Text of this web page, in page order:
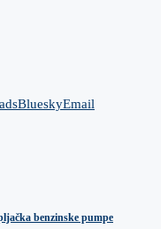
BlueskyEmail
benzinske pumpe